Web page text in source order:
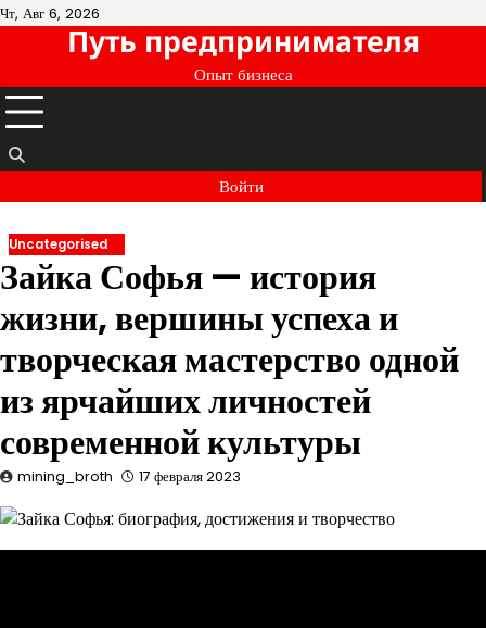
Перейти
содержимому
Чт, Авг 6, 2026
Путь предпринимателя
Опыт бизнеса
Войти
Uncategorised
Зайка Софья — история
жизни, вершины успеха и
творческая мастерство одной
из ярчайших личностей
современной культуры
mining_broth 17 февраля 2023